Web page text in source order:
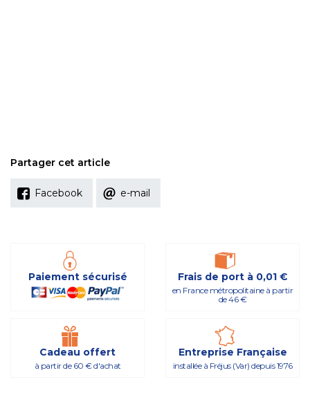
Partager cet article
Facebook e-mail
Paiement sécurisé Frais de port à 0,01 €
en France métropolitaine à partir
de 46 €
Cadeau offert
à partir de 60 € d'achat
Entreprise Française
installée à Fréjus (Var) depuis 1976